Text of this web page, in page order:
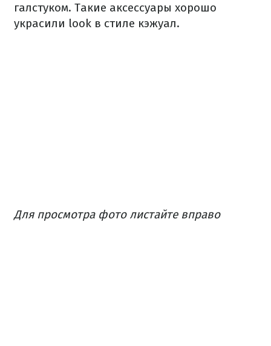
галстуком. Такие аксессуары хорошо
украсили look в стиле кэжуал.
Для просмотра фото листайте вправо